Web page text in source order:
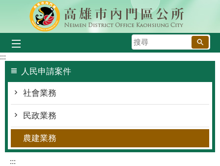
跳到主要內容區塊
搜
尋
:::
人民申請案件
社會業務
民政業務
農建業務
:::